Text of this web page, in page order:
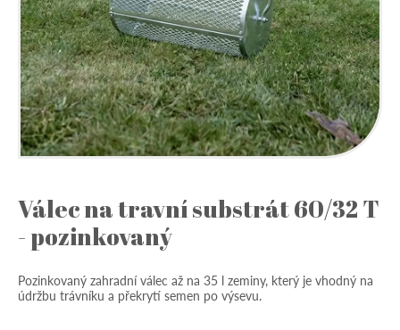
Válec na travní substrát 60/32 T
- pozinkovaný
Pozinkovaný zahradní válec až na 35 l zeminy, který je vhodný na
údržbu trávníku a překrytí semen po výsevu.